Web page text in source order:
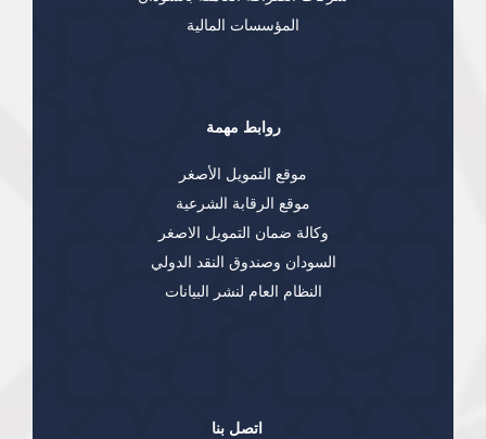
اتصل بنا
المؤسسات المالية
روابط مهمة
موقع التمويل الأصغر
موقع الرقابة الشرعية
وكالة ضمان التمويل الاصغر
السودان وصندوق النقد الدولي
النظام العام لنشر البيانات